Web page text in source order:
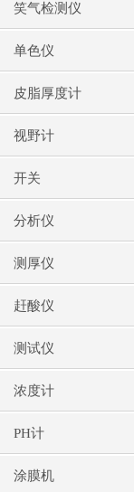
笑气检测仪
单色仪
皮脂厚度计
视野计
开关
分析仪
测厚仪
赶酸仪
测试仪
浓度计
PH计
涂膜机